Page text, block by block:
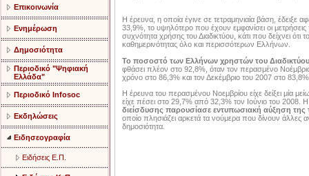
Επικοινωνία
Ενημέρωση
Δημοσιότητα
Περιοδικό "Ψηφιακή
Ελλάδα"
Περιοδικό Infosoc
Εκδηλώσεις
Ειδησεογραφία
Ειδήσεις Ε.Π.
Η έρευνα, η οποία έγινε σε τετραμηνιαία βάση, έδειξε
33,9%, το υψηλότερο που έχουν εμφανίσει οι
συχνότητα χρήσης του Διαδικτύου, κάτι που δείχνει ότι
καθημερινότητας όλο και περισσότερων Ελλήνων.
Το ποσοστό των Ελλήνων χρηστών του Διαδικτύου
φθάσει πλέον στο 92,8%, όταν τον περασμένο
χρόνο στο 86,3% και τον Δεκέμβριο του 2007 στο
Η έρευνα του περασμένου Νοεμβρίου είχε δείξει μία
είχε πέσει στο 29,7% από 32,3% τον Ιούνιο του
διείσδυσης παρουσίασε εντυπωσιακή αύξηση
οποίο πλησιάζει αρκετά τα νούμερα που δίνουν άλλες
δημοσιότητα.